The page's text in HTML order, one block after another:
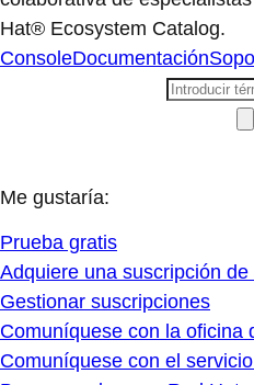
Hat® Ecosystem Catalog.
ConsoleDocumentación
Me gustaría:
Prueba gratis
Adquiere una suscripción
Gestionar suscripciones
Comuníquese con la oficina
Comuníquese con el